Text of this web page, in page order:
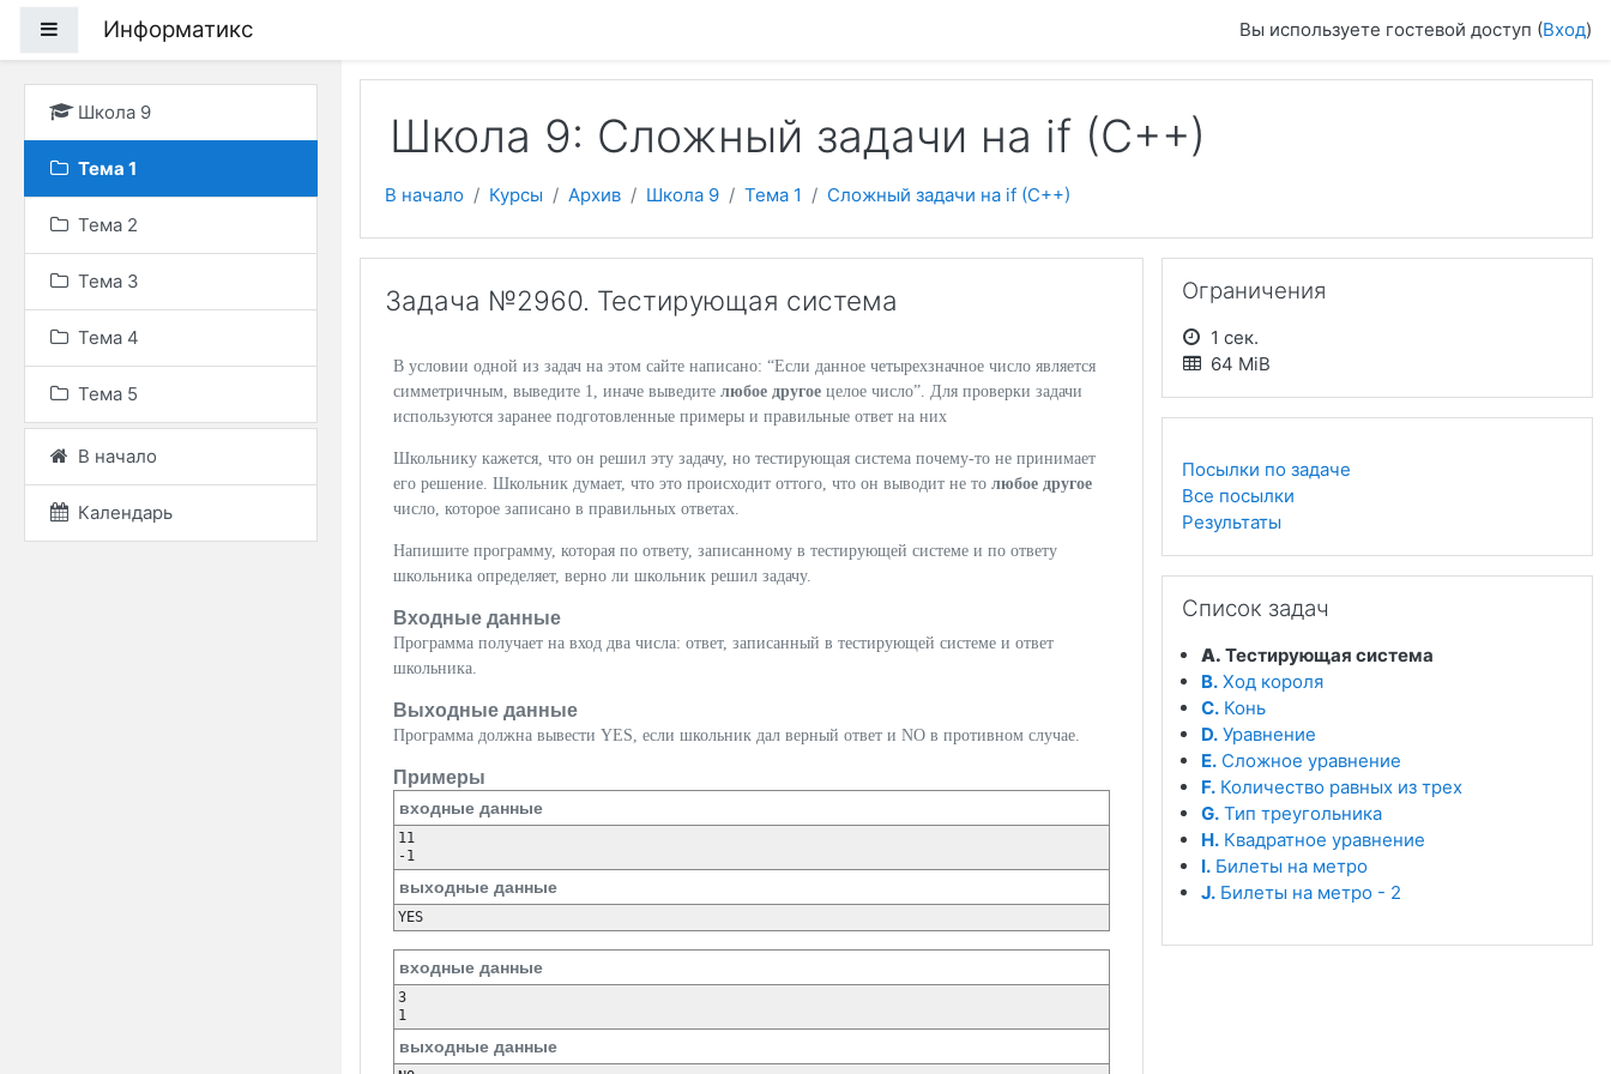
Боковая панель
Информатикс Вы используете гостевой доступ (Вход)
Школа 9
Тема 1
Тема 2
Тема 3
Тема 4
Тема 5
В начало
Календарь
Школа 9: Сложный задачи на if (C++)
В начало Курсы Архив Школа 9 Тема 1 Сложный задачи на if (C++)
Задача №2960. Тестирующая система
В условии одной из задач на этом сайте написано: “Если данное четырехзначное число является
симметричным, выведите 1, иначе выведите любое другое целое число”. Для проверки задачи
используются заранее подготовленные примеры и правильные ответ на них
Школьнику кажется, что он решил эту задачу, но тестирующая система почему-то не принимает
его решение. Школьник думает, что это происходит оттого, что он выводит не то любое другое
число, которое записано в правильных ответах.
Напишите программу, которая по ответу, записанному в тестирующей системе и по ответу
школьника определяет, верно ли школьник решил задачу.
Входные данные
Программа получает на вход два числа: ответ, записанный в тестирующей системе и ответ
школьника.
Выходные данные
Программа должна вывести YES, если школьник дал верный ответ и NO в противном случае.
Примеры
входные данные
11
выходные данные
входные данные
3
выходные данные
Ограничения
1 сек.
64 MiB
Посылки по задаче
Все посылки
Результаты
Список задач
A. Тестирующая система
B. Ход короля
C. Конь
D. Уравнение
E. Сложное уравнение
F. Количество равных из трех
G. Тип треугольника
H. Квадратное уравнение
I. Билеты на метро
J. Билеты на метро - 2